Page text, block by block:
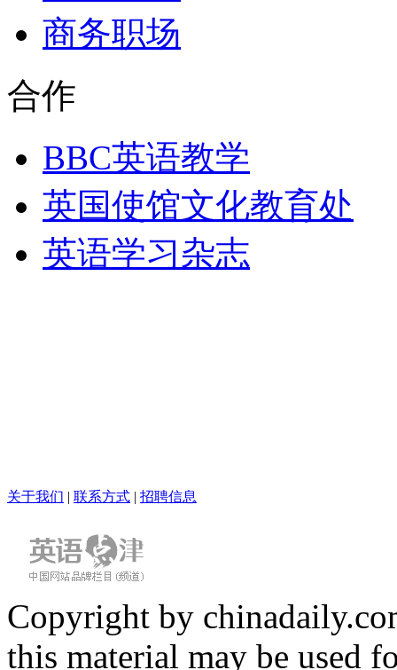
商务职场
合作
BBC英语教学
英国使馆文化教育处
英语学习杂志
关于我们 | 联系方式 | 招聘信息
Copyright by
this material may be used